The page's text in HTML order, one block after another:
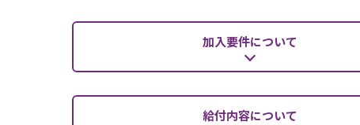
加入要件について
給付内容について